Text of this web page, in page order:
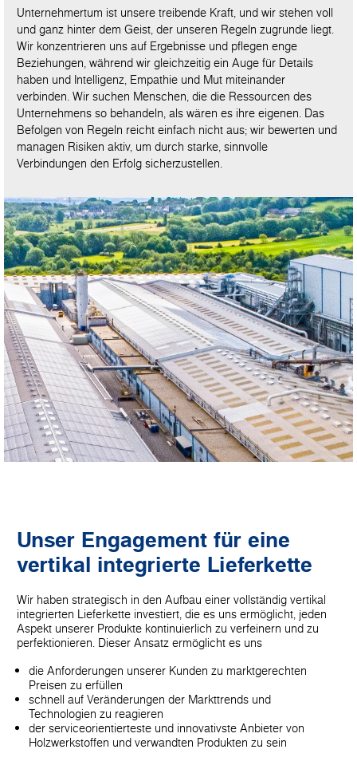
Unternehmertum ist unsere treibende Kraft, und wir stehen voll
und ganz hinter dem Geist, der unseren Regeln zugrunde liegt.
Wir konzentrieren uns auf Ergebnisse und pflegen enge
Beziehungen, während wir gleichzeitig ein Auge für Details
haben und Intelligenz, Empathie und Mut miteinander
verbinden. Wir suchen Menschen, die die Ressourcen des
Unternehmens so behandeln, als wären es ihre eigenen. Das
Befolgen von Regeln reicht einfach nicht aus; wir bewerten und
managen Risiken aktiv, um durch starke, sinnvolle
Verbindungen den Erfolg sicherzustellen.
Unser Engagement für eine
vertikal integrierte Lieferkette
Wir haben strategisch in den Aufbau einer vollständig vertikal
integrierten Lieferkette investiert, die es uns ermöglicht, jeden
Aspekt unserer Produkte kontinuierlich zu verfeinern und zu
perfektionieren. Dieser Ansatz ermöglicht es uns
die Anforderungen unserer Kunden zu marktgerechten
Preisen zu erfüllen
schnell auf Veränderungen der Markttrends und
Technologien zu reagieren
der serviceorientierteste und innovativste Anbieter von
Holzwerkstoffen und verwandten Produkten zu sein